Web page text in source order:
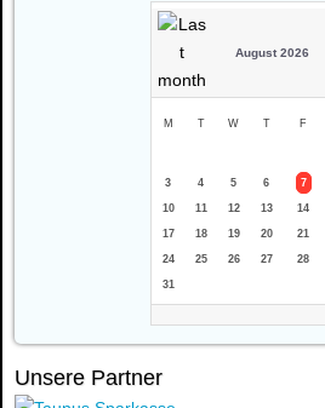
August 2026
M T W T F
3 4 5 6 7
10 11 12 13 14
17 18 19 20 21
24 25 26 27 28
31
Unsere Partner